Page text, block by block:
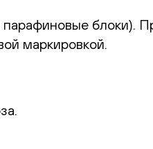
парафиновые блоки).
маркировкой.